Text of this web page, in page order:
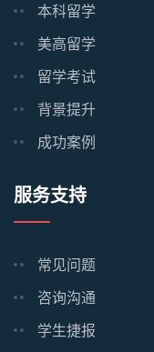
本科留学
美高留学
留学考试
背景提升
成功案例
服务支持
常见问题
咨询沟通
学生捷报